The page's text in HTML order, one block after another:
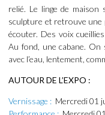
relié. Le linge de
sculpture et retrouve une
écouter. Des voix
Au fond, une cabane.
avec l’eau, lentement,
AUTOUR DE L’EXPO :
Vernissage : Mercredi 01